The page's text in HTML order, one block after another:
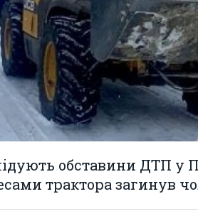
обставини ДТП у
трактора загинув